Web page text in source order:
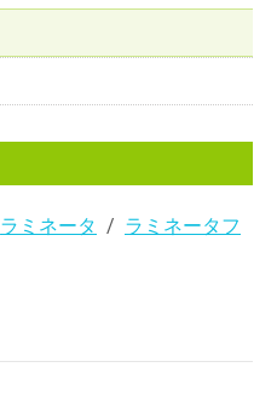
ラミネータ
ラミネータフ